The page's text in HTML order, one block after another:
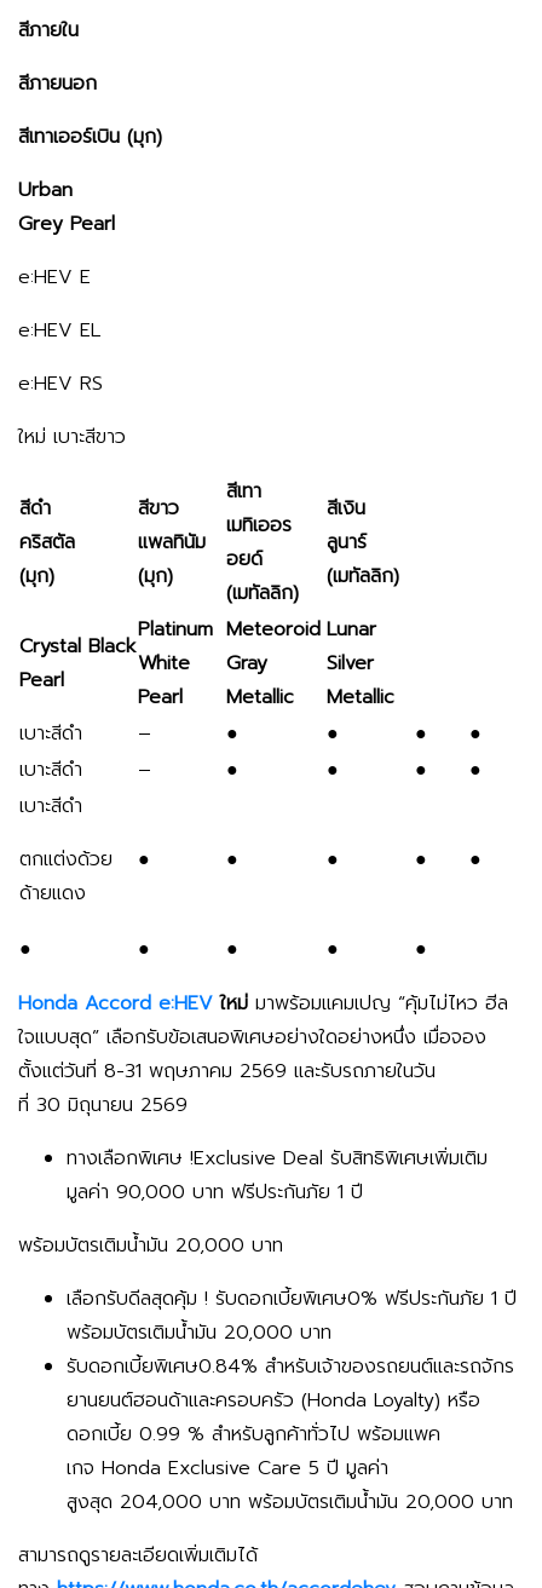
สีภายใน
สีภายนอก
สีเทาเออร์เบิน (มุก)
Urban
Grey Pearl
e:HEV E
e:HEV EL
e:HEV RS
ใหม่ เบาะสีขาว
สีดำ
คริสตัล
(มุก)
สีขาว
แพลทินัม
(มุก)
สีเทา
เมทิเออร
อยด์
(เมทัลลิก)
สีเงิน
ลูนาร์
(เมทัลลิก)
Crystal Black
Pearl
Platinum
White
Pearl
Meteoroid
Gray
Metallic
Lunar
Silver
Metallic
เบาะสีดำ
– ● ● ●
●
เบาะสีดำ
– ● ● ●
●
เบาะสีดำ
ตกแต่งด้วย
ด้ายแดง
● ● ● ● ●
● ● ● ●
●
Honda Accord e:HEV ใหม่ มาพร้อมแคมเปญ “คุ้มไม่ไหว ฮีล
ใจแบบสุด” เลือกรับข้อเสนอพิเศษอย่างใดอย่างหนึ่ง เมื่อจอง
ตั้งแต่วันที่ 8-31 พฤษภาคม 2569 และรับรถภายในวัน
ที่ 30 มิถุนายน 2569
ทางเลือกพิเศษ !Exclusive Deal รับสิทธิพิเศษเพิ่มเติม
มูลค่า 90,000 บาท ฟรีประกันภัย 1 ปี
พร้อมบัตรเติมน้ำมัน 20,000 บาท
เลือกรับดีลสุดคุ้ม ! รับดอกเบี้ยพิเศษ0% ฟรีประกันภัย 1 ปี
พร้อมบัตรเติมน้ำมัน 20,000 บาท
รับดอกเบี้ยพิเศษ0.84% สำหรับเจ้าของรถยนต์และรถจักร
ยานยนต์ฮอนด้าและครอบครัว (Honda Loyalty) หรือ
ดอกเบี้ย 0.99 % สำหรับลูกค้าทั่วไป พร้อมแพค
เกจ Honda Exclusive Care 5 ปี มูลค่า
สูงสุด 204,000 บาท พร้อมบัตรเติมน้ำมัน 20,000 บาท
สามารถดูรายละเอียดเพิ่มเติมได้